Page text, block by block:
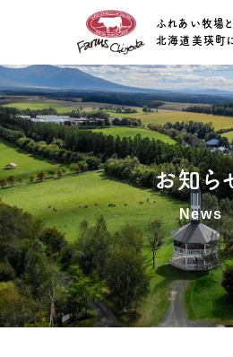
ふれあい牧場と
北海道美瑛町に
お知ら
News